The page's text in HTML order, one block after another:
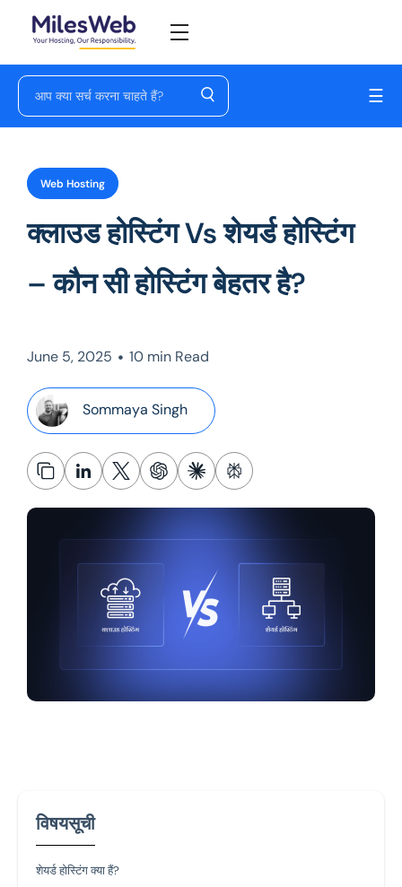
☰
Web Hosting
क्लाउड होस्टिंग Vs शेयर्ड होस्टिंग
– कौन सी होस्टिंग बेहतर है?
June 5, 2025 • 10 min Read
Sommaya Singh
विषयसूची
शेयर्ड होस्टिंग क्या हैं?